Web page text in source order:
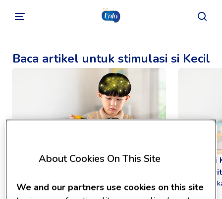
Baca artikel untuk stimulasi si Kecil
Latih Sharp Focus si Kecil Agar Ia Jadi
Baca selengkapnya
Siapkan
melalui
Baca
About Cookies On This Site
We and our partners use cookies on this site